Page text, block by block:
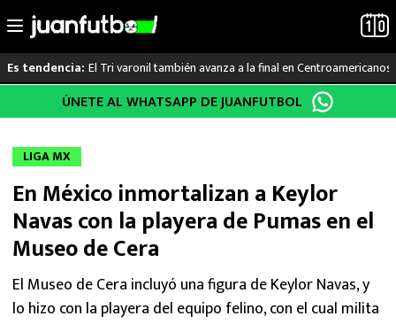
al
Es tendencia: El Tri varonil también avanza a la final en Centroamericanos
LO ÚLTIMO
LIGA MX
RAYADOS
PUMAS
ATLANTE
ÚNETE AL WHATSAPP DE JUANFUTBOL
LIGA MX
En México inmortalizan a Keylor
Navas con la playera de Pumas en el
Museo de Cera
El Museo de Cera incluyó una figura de Keylor Navas, y
lo hizo con la playera del equipo felino, con el cual milita